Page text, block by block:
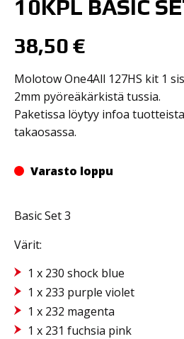
10KPL BASIC
38,50 €
Molotow One4All 127HS kit 1
2mm pyöreäkärkistä tussia.
Paketissa löytyy infoa
takaosassa.
Varasto loppu
Basic Set 3
Värit:
1 x 230 shock blue
1 x 233 purple violet
1 x 232 magenta
1 x 231 fuchsia pink